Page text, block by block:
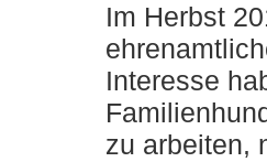
Im Herbst
Interesse
zu arbeiten,